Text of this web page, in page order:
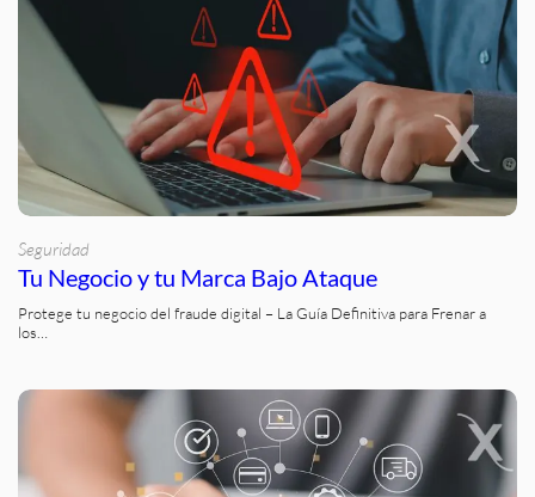
Seguridad
Tu Negocio y tu Marca Bajo Ataque
Protege tu negocio del fraude digital – La Guía Definitiva para Frenar a
los…